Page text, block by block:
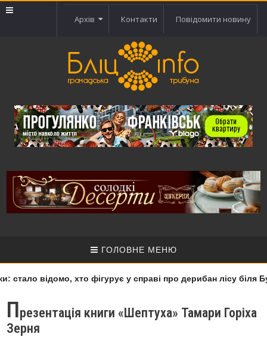
Архів Контакти Повідомити новину
ГОЛОВНЕ МЕНЮ
стало відомо, хто фігурує у справі про дерибан лісу біля
Презентація книги «Шептуха» Тамари Горіха
Зерня